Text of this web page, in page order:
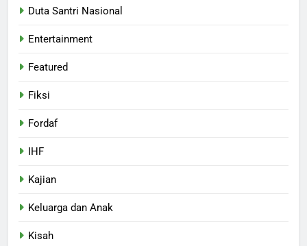
Duta Santri Nasional
Entertainment
Featured
Fiksi
Fordaf
IHF
Kajian
Keluarga dan Anak
Kisah